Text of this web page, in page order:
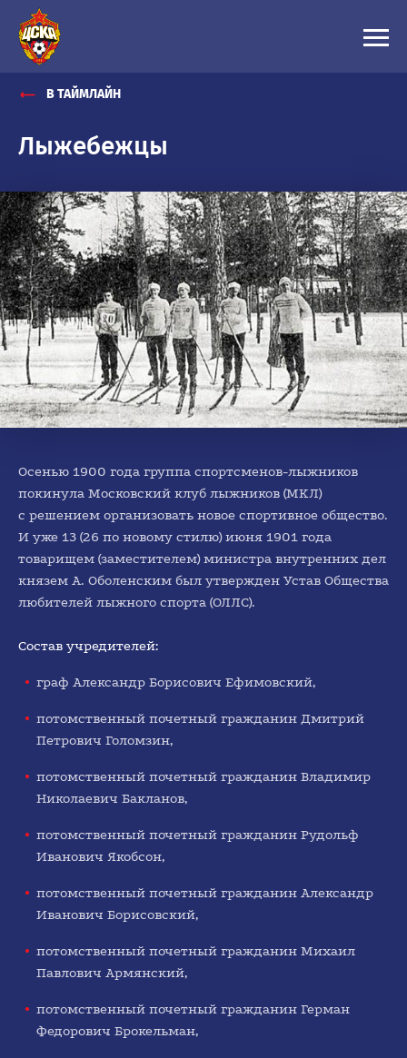
1910-
е
ЛЫЖЕБЕЖЦЫ
ФУТБОЛИСТЫ
СРЕДИ
СИЛЬНЕЙШИХ
1920-е
1930-е
В ТАЙМЛАЙН
Лыжебежцы
Осенью 1900 года группа спортсменов-лыжников
покинула Московский клуб лыжников (МКЛ)
с решением организовать новое спортивное общество.
И уже 13 (26 по новому стилю) июня 1901 года
товарищем (заместителем) министра внутренних дел
князем А. Оболенским был утвержден Устав Общества
любителей лыжного спорта (ОЛЛС).
Состав учредителей:
граф Александр Борисович Ефимовский,
потомственный почетный гражданин Дмитрий
Петрович Голомзин,
потомственный почетный гражданин Владимир
Николаевич Бакланов,
потомственный почетный гражданин Рудольф
Иванович Якобсон,
потомственный почетный гражданин Александр
Иванович Борисовский,
потомственный почетный гражданин Михаил
Павлович Армянский,
потомственный почетный гражданин Герман
Федорович Брокельман,